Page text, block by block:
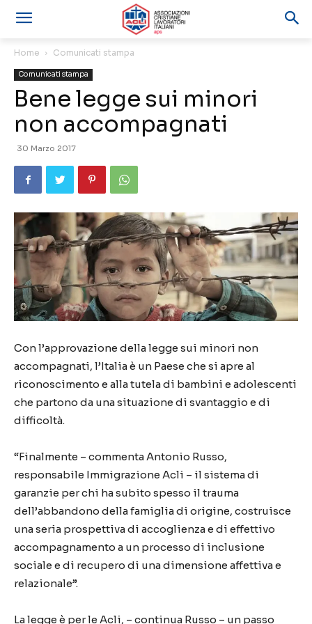
Home Comunicati stampa
Comunicati stampa
Bene legge sui minori
non accompagnati
30 Marzo 2017
Con l’approvazione della legge sui minori non
accompagnati, l’Italia è un Paese che si apre al
riconoscimento e alla tutela di bambini e adolescenti
che partono da una situazione di svantaggio e di
difficoltà.
“Finalmente – commenta Antonio Russo,
responsabile Immigrazione Acli – il sistema di
garanzie per chi ha subito spesso il trauma
dell’abbandono della famiglia di origine, costruisce
una seria prospettiva di accoglienza e di effettivo
accompagnamento a un processo di inclusione
sociale e di recupero di una dimensione affettiva e
relazionale”.
La legge è per le Acli, – continua Russo – un passo